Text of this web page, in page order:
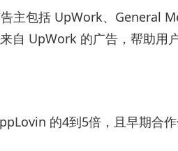
主包括 UpWork、General
自 UpWork 的广告，帮助用
的4到5倍，且早期合